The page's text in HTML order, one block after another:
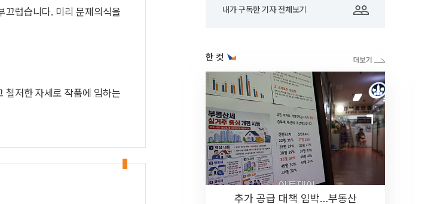
끄럽습니다. 미리 문제의식을
철저한 자세로 작품에 임하는
내가 구독한 기자 전체보기
한 컷
추가 공급 대책 임박…부동산